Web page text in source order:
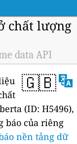
chất lượng
data API
🇬🇧
(ID: H5496),
báo của riêng
nền tảng dữ